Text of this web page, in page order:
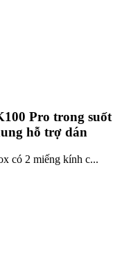
Pro trong suốt
hỗ trợ dán
có 2 miếng kính c...